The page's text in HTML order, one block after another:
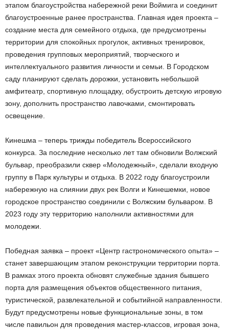
этапом благоустройства набережной реки Воймига и соединит
благоустроенные ранее пространства. Главная идея проекта –
создание места для семейного отдыха, где предусмотрены
территории для спокойных прогулок, активных тренировок,
проведения групповых мероприятий, творческого и
интеллектуального развития личности и семьи. В Городском
саду планируют сделать дорожки, установить небольшой
амфитеатр, спортивную площадку, обустроить детскую игровую
зону, дополнить пространство лавочками, смонтировать
освещение.
Кинешма – теперь трижды победитель Всероссийского
конкурса. За последние несколько лет там обновили Волжский
бульвар, преобразили сквер «Молодежный», сделали входную
группу в Парк культуры и отдыха. В 2022 году благоустроили
набережную на слиянии двух рек Волги и Кинешемки, новое
городское пространство соединили с Волжским бульваром. В
2023 году эту территорию наполнили активностями для
молодежи.
Победная заявка – проект «Центр гастрономического опыта» –
станет завершающим этапом реконструкции территории порта.
В рамках этого проекта обновят служебные здания бывшего
порта для размещения объектов общественного питания,
туристической, развлекательной и событийной направленности.
Будут предусмотрены новые функциональные зоны, в том
числе павильон для проведения мастер-классов, игровая зона,